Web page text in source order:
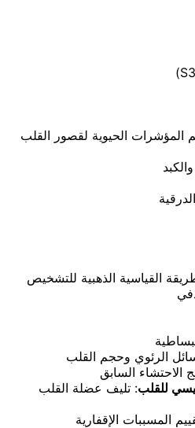
المؤشرات الحيوية لقصور القلب
القياسية الذهبية للتشخيص
الرئوي وحجم القلب
الاحتشاء السابق
للقلب: تليف عضلة القلب
المسببات الإقفارية